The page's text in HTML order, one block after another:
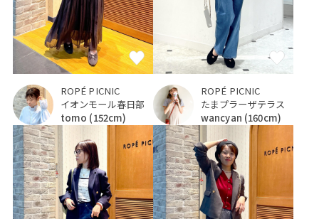
ROPÉ PICNIC
イオンモール春日部
tomo (152cm)
ROPÉ PICNIC
たまプラーザテラス
wancyan (160cm)